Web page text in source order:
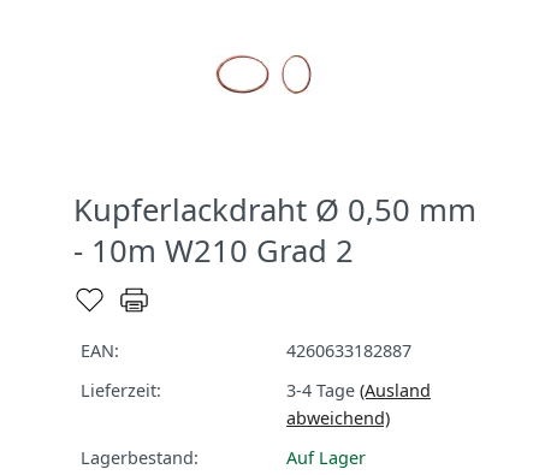
Kupferlackdraht Ø 0,50 mm
- 10m W210 Grad 2
EAN:
4260633182887
Lieferzeit:
3-4 Tage (Ausland
abweichend)
Lagerbestand:
Auf Lager